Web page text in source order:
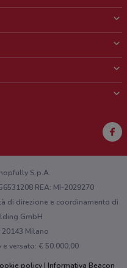
S.p.A.
REA: MI-2029270
di direzione e coordinamento di
GmbH
Milano
versato: € 50.000,00
policy Informativa Beacon